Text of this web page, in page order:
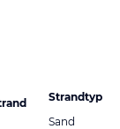
Strandtyp
Sand